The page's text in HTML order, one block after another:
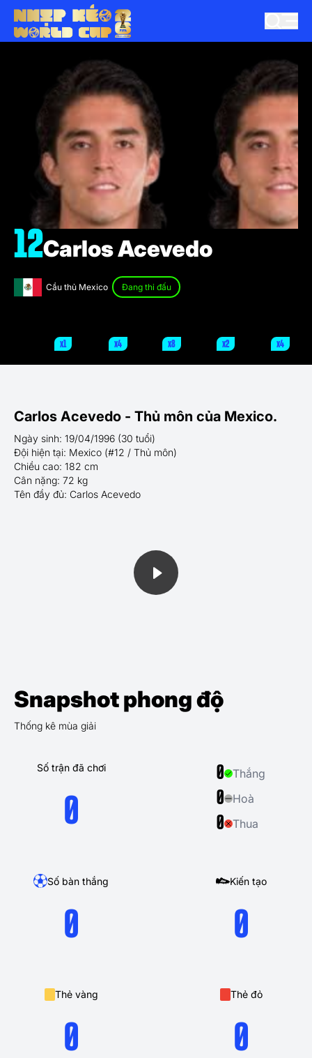
Cầu thủ Mexico Đang thi đấu
12Carlos Acevedo
x1 x4 x8 x2 x4
Carlos Acevedo - Thủ môn của Mexico.
Ngày sinh: 19/04/1996 (30 tuổi)
Đội hiện tại: Mexico (#12 / Thủ môn)
Chiều cao: 182 cm
Cân nặng: 72 kg
Tên đầy đủ: Carlos Acevedo
Snapshot phong độ
Thống kê mùa giải
Số trận đã chơi
0
Số bàn thắng
0
Kiến tạo
0
Thẻ vàng
0
Thẻ đỏ
0
0 Thắng
0 Hoà
0 Thua